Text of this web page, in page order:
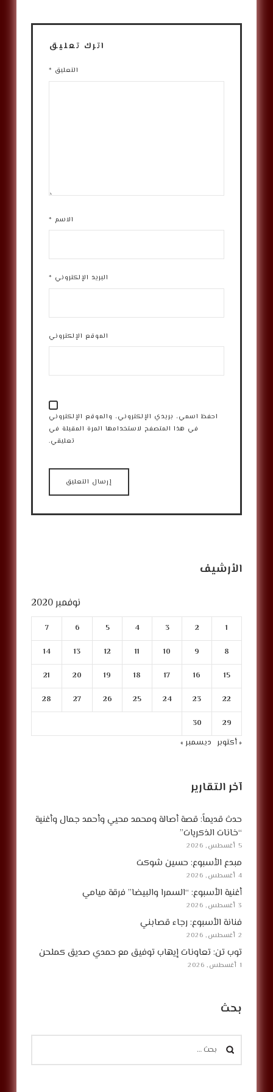
اترك تعليق
التعليق *
الاسم *
البريد الإلكتروني *
الموقع الإلكتروني
احفظ اسمي، بريدي الإلكتروني، والموقع الإلكتروني
في هذا المتصفح لاستخدامها المرة المقبلة في
تعليقي.
الأرشيف
نوفمبر 2020
1
2
3
4
5
6
7
8
9
10
11
12
13
14
15
16
17
18
19
20
21
22
23
24
25
26
27
28
29
30
« أكتوبر ديسمبر »
آخر التقارير
حدث قديماً: قصة أصالة ومحمد محيي وأحمد جمال وأغنية
“خانات الذكريات”
5 أغسطس, 2026
مبدع الأسبوع: حسين شوكت
4 أغسطس, 2026
أغنية الأسبوع: “السمرا والبيضا” فرقة ميامي
3 أغسطس, 2026
فنانة الأسبوع: رجاء قصابني
2 أغسطس, 2026
توب تن: تعاونات إيهاب توفيق مع حمدي صديق كملحن
1 أغسطس, 2026
بحث
البحث
عن: